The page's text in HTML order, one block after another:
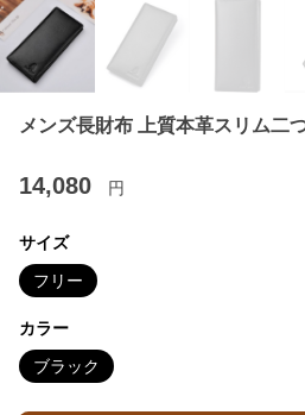
メンズ長財布 上質本革スリム二
14,080 円
サイズ
フリー
カラー
ブラック